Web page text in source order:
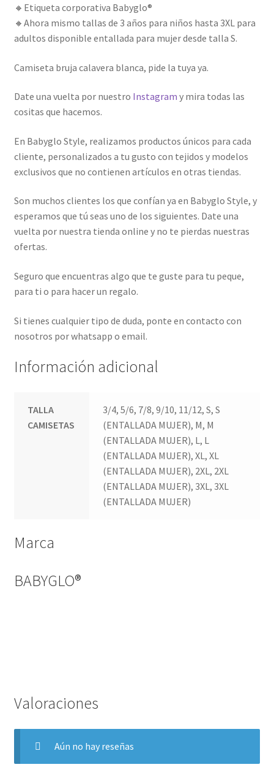
🔸Etiqueta corporativa Babyglo®
🔸Ahora mismo tallas de 3 años para niños hasta 3XL para
adultos disponible entallada para mujer desde talla S.
Camiseta bruja calavera blanca, pide la tuya ya.
Date una vuelta por nuestro Instagram y mira todas las
cositas que hacemos.
En Babyglo Style, realizamos productos únicos para cada
cliente, personalizados a tu gusto con tejidos y modelos
exclusivos que no contienen artículos en otras tiendas.
Son muchos clientes los que confían ya en Babyglo Style, y
esperamos que tú seas uno de los siguientes. Date una
vuelta por nuestra tienda online y no te pierdas nuestras
ofertas.
Seguro que encuentras algo que te guste para tu peque,
para ti o para hacer un regalo.
Si tienes cualquier tipo de duda, ponte en contacto con
nosotros por whatsapp o email.
Información adicional
TALLA
CAMISETAS
3/4, 5/6, 7/8, 9/10, 11/12, S, S
(ENTALLADA MUJER), M, M
(ENTALLADA MUJER), L, L
(ENTALLADA MUJER), XL, XL
(ENTALLADA MUJER), 2XL, 2XL
(ENTALLADA MUJER), 3XL, 3XL
(ENTALLADA MUJER)
Marca
BABYGLO®
Valoraciones
Aún no hay reseñas